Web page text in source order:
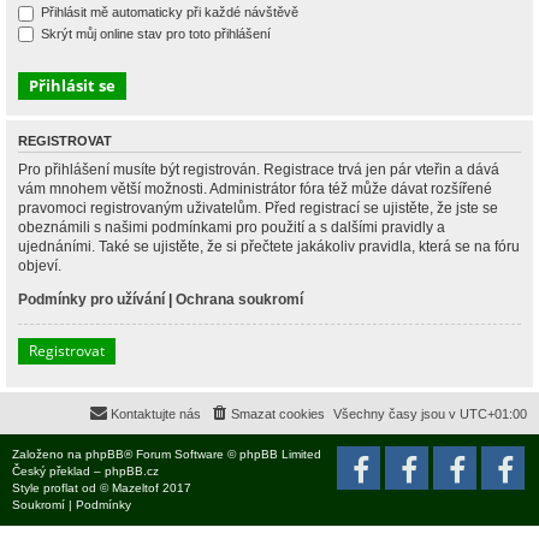
Přihlásit mě automaticky při každé návštěvě
Skrýt můj online stav pro toto přihlášení
REGISTROVAT
Pro přihlášení musíte být registrován. Registrace trvá jen pár vteřin a dává
vám mnohem větší možnosti. Administrátor fóra též může dávat rozšířené
pravomoci registrovaným uživatelům. Před registrací se ujistěte, že jste se
obeznámili s našimi podmínkami pro použití a s dalšími pravidly a
ujednáními. Také se ujistěte, že si přečtete jakákoliv pravidla, která se na fóru
objeví.
Podmínky pro užívání | Ochrana soukromí
Registrovat
Všechny časy jsou v UTC+01:00
Smazat cookies
Kontaktujte nás
Založeno na phpBB® Forum Software © phpBB Limited
Český překlad – phpBB.cz
Style proflat od ©Mazeltof 2017
Soukromí | Podmínky